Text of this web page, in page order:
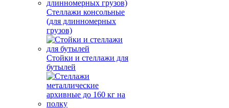
Стеллажи консольные
(для длинномерных
грузов)
Стойки и стеллажи для
бутылей